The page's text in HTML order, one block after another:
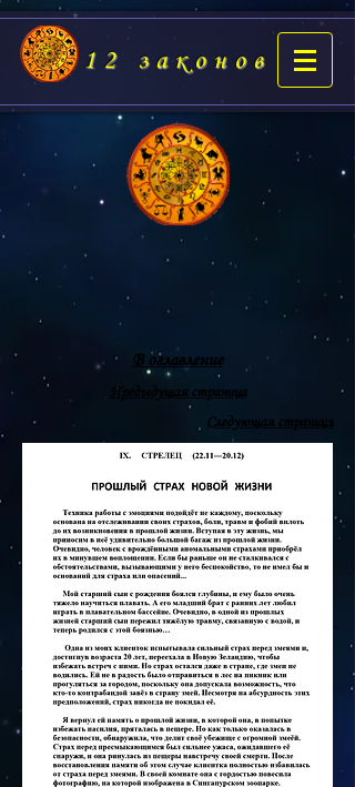
12 законов
В оглавление
Предыдущая страница
Следующая страница